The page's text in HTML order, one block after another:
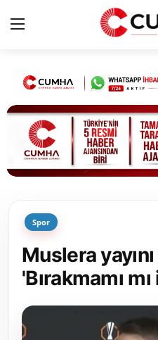
Kurumsal
Cumhurbaşkanlığı
Bakanlıklar
Siyasi Partiler
Yerel Yönetimler
Toplum ve Yaşam
Spor
Muslera
'Bırakmamı